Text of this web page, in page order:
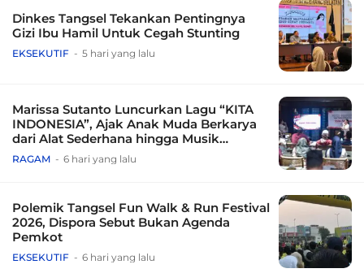
Dinkes Tangsel Tekankan Pentingnya
Gizi Ibu Hamil Untuk Cegah Stunting
EKSEKUTIF 5 hari yang lalu
Marissa Sutanto Luncurkan Lagu “KITA
INDONESIA”, Ajak Anak Muda Berkarya
dari Alat Sederhana hingga Musik
Tradisional
RAGAM 6 hari yang lalu
Polemik Tangsel Fun Walk & Run Festival
2026, Dispora Sebut Bukan Agenda
Pemkot
EKSEKUTIF 6 hari yang lalu